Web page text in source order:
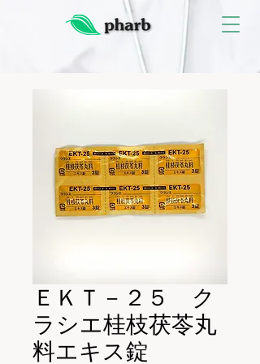
ＥＫＴ－２５ ク
ラシエ桂枝茯苓丸
料エキス錠